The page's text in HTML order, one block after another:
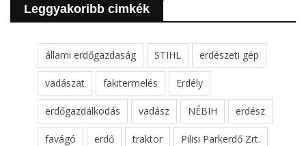
Leggyakoribb cimkék
állami erdőgazdaság STIHL erdészeti gép
vadászat fakitermelés Erdély
erdőgazdálkodás vadász NÉBIH erdész
favágó erdő traktor Pilisi Parkerdő Zrt.